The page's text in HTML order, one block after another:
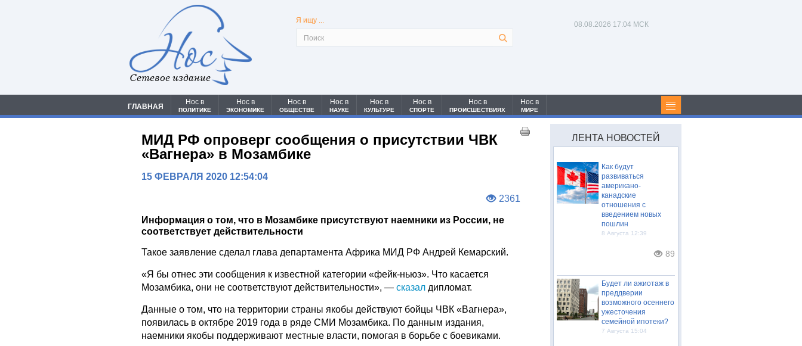
Сетевое издание
Я ищу ... 08.08.2026 17:04 МСК
ГЛАВНАЯ
Нос в
ПОЛИТИКЕ
Нос в
ЭКОНОМИКЕ
Нос в
ОБЩЕСТВЕ
Нос в
НАУКЕ
Нос в
КУЛЬТУРЕ
Нос в
СПОРТЕ
Нос в
ПРОИСШЕСТВИЯХ
Нос в
МИРЕ
МИД РФ опроверг сообщения о присутствии ЧВК
«Вагнера» в Мозамбике
15 ФЕВРАЛЯ 2020 12:54:04
2361
Информация о том, что в Мозамбике присутствуют наемники из России, не
соответствует действительности
Такое заявление сделал глава департамента Африка МИД РФ Андрей Кемарский.
«Я бы отнес эти сообщения к известной категории «фейк-ньюз». Что касается
Мозамбика, они не соответствуют действительности», —сказал дипломат.
Данные о том, что на территории страны якобы действуют бойцы ЧВК «Вагнера»,
появилась в октябре 2019 года в ряде СМИ Мозамбика. По данным издания,
наемники якобы поддерживают местные власти, помогая в борьбе с боевиками.
ЛЕНТА НОВОСТЕЙ
Как будут
развиваться
американо-
канадские
отношения с
введением новых
пошлин
8 Августа 12:39
89
Будет ли ажиотаж в
преддверии
возможного осеннего
ужесточения
семейной ипотеки?
7 Августа 15:04